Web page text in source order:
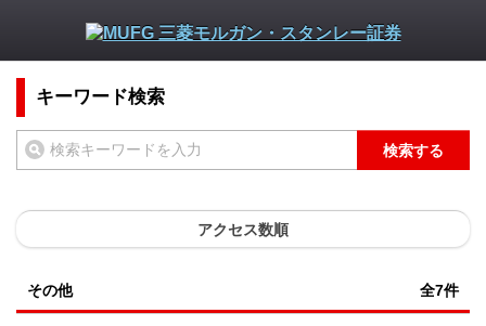
キーワード検索
検索する
アクセス数順
その他 全7件